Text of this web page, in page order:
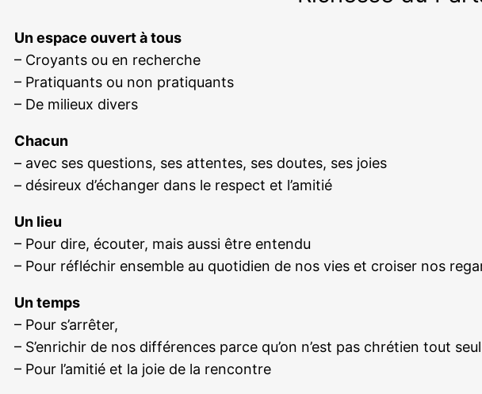
Un espace ouvert à tous
– Croyants ou en recherche
– Pratiquants ou non pratiquants
– De milieux divers
Chacun
– avec ses questions, ses attentes, ses doutes, ses joies
– désireux d’échanger dans le respect et l’amitié
Un lieu
– Pour dire, écouter, mais aussi être entendu
– Pour réfléchir ensemble au quotidien de nos vies et croiser nos
Un temps
– Pour s’arrêter,
– S’enrichir de nos différences parce qu’on n’est pas chrétien tout seul
– Pour l’amitié et la joie de la rencontre